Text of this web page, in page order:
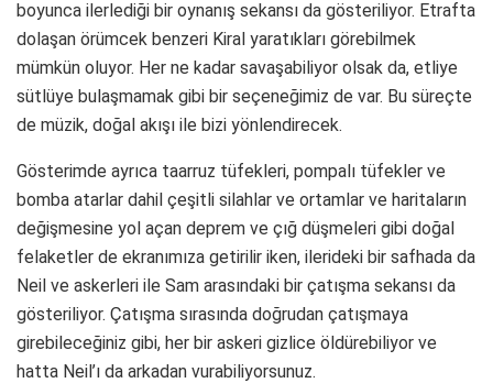
boyunca ilerlediği bir oynanış sekansı da gösteriliyor. Etrafta
dolaşan örümcek benzeri Kiral yaratıkları görebilmek
mümkün oluyor. Her ne kadar savaşabiliyor olsak da, etliye
sütlüye bulaşmamak gibi bir seçeneğimiz de var. Bu süreçte
de müzik, doğal akışı ile bizi yönlendirecek.
Gösterimde ayrıca taarruz tüfekleri, pompalı tüfekler ve
bomba atarlar dahil çeşitli silahlar ve ortamlar ve haritaların
değişmesine yol açan deprem ve çığ düşmeleri gibi doğal
felaketler de ekranımıza getirilir iken, ilerideki bir safhada da
Neil ve askerleri ile Sam arasındaki bir çatışma sekansı da
gösteriliyor. Çatışma sırasında doğrudan çatışmaya
girebileceğiniz gibi, her bir askeri gizlice öldürebiliyor ve
hatta Neil’ı da arkadan vurabiliyorsunuz.